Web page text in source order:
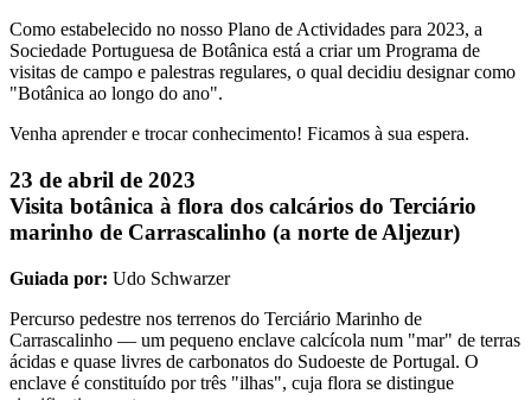
Como estabelecido no nosso Plano de Actividades para 2023, a
Sociedade Portuguesa de Botânica está a criar um Programa de
visitas de campo e palestras regulares, o qual decidiu designar como
"Botânica ao longo do ano".
Venha aprender e trocar conhecimento! Ficamos à sua espera.
23 de abril de 2023
Visita botânica à flora dos calcários do Terciário
marinho de Carrascalinho (a norte de Aljezur)
Guiada por: Udo Schwarzer
Percurso pedestre nos terrenos do Terciário Marinho de
Carrascalinho — um pequeno enclave calcícola num "mar" de terras
ácidas e quase livres de carbonatos do Sudoeste de Portugal. O
enclave é constituído por três "ilhas", cuja flora se distingue